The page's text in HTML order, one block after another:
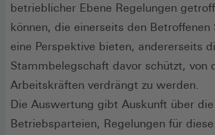
betrieblicher Ebene Regelungen
können, die einerseits den Betroffenen
eine Perspektive bieten, andererseits
Stammbelegschaft davor schützt, von
Arbeitskräften verdrängt zu werden.
Die Auswertung gibt Auskunft über
Betriebsparteien, Regelungen für diese